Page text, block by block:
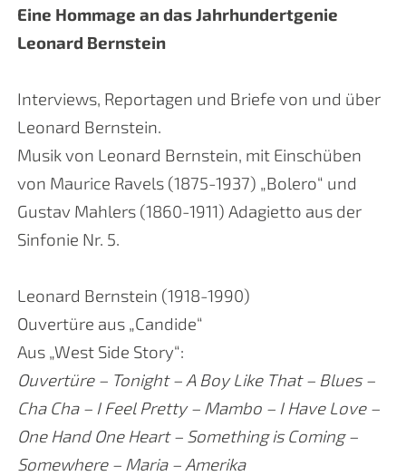
Eine Hommage an das Jahrhundertgenie
Leonard Bernstein
Interviews, Reportagen und Briefe von und über
Leonard Bernstein.
Musik von Leonard Bernstein, mit Einschüben
von Maurice Ravels (1875-1937) „Bolero“ und
Gustav Mahlers (1860-1911) Adagietto aus der
Sinfonie Nr. 5.
Leonard Bernstein (1918-1990)
Ouvertüre aus „Candide“
Aus „West Side Story“:
Ouvertüre – Tonight – A Boy Like That – Blues –
Cha Cha – I Feel Pretty – Mambo – I Have Love –
One Hand One Heart – Something is Coming –
Somewhere – Maria – Amerika